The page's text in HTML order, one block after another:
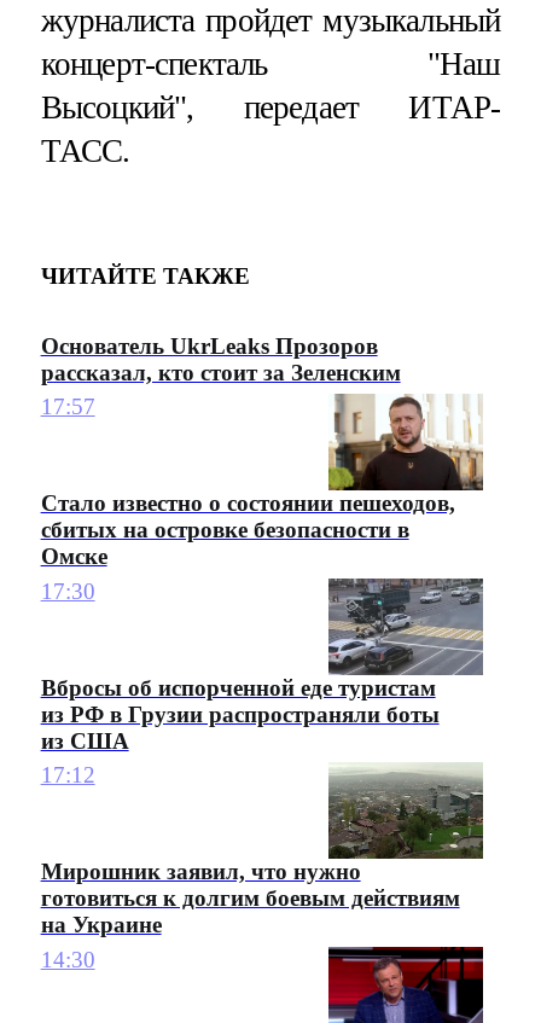
журналиста пройдет музыкальный
концерт-спекталь "Наш
Высоцкий", передает ИТАР-
ТАСС.
ЧИТАЙТЕ ТАКЖЕ
Основатель UkrLeaks Прозоров
рассказал, кто стоит за Зеленским
17:57
Стало известно о состоянии пешеходов,
сбитых на островке безопасности в
Омске
17:30
Вбросы об испорченной еде туристам
из РФ в Грузии распространяли боты
из США
17:12
Мирошник заявил, что нужно
готовиться к долгим боевым действиям
на Украине
14:30